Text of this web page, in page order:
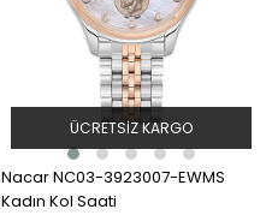
Nacar NC03-3923007-EWMS
Kadın Kol Saati
ÜCRETSIZ KARGO